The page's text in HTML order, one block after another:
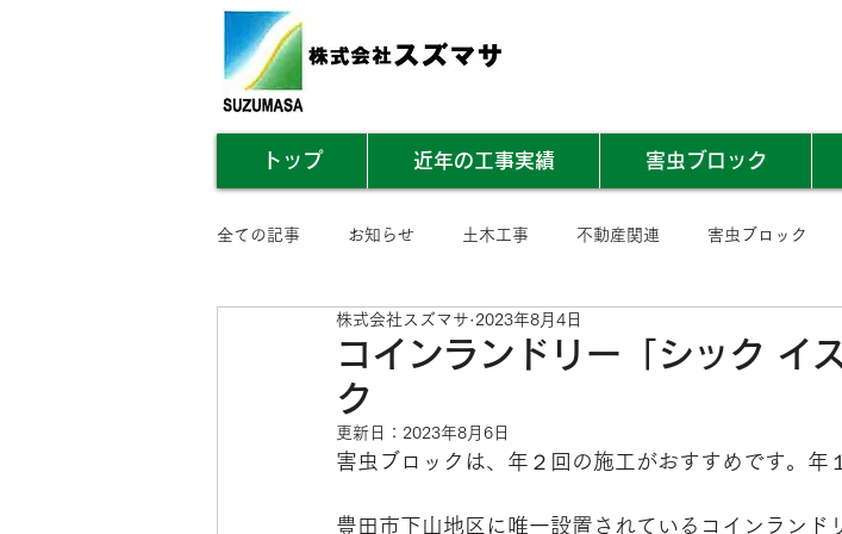
トップ 近年の工事実績 害虫ブロック
全ての記事 お知らせ 土木工事 不動産関連 害虫ブロック
業務内容まとめ その他
コインランドリー「シック イ
ク
株式会社スズマサ 2023年8月4日
更新日： 2023年8月6日
害虫ブロックは、年２回の施工がおすすめです。年
豊田市下山地区に唯一設置されているコインラン